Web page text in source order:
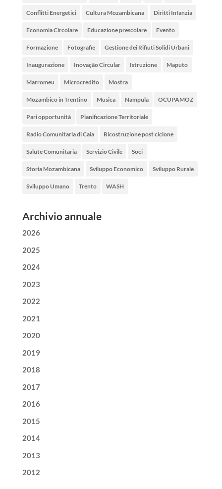
Conflitti Energetici Cultura Mozambicana Diritti Infanzia
Economia Circolare Educazione prescolare Evento
Formazione Fotografie Gestione dei Rifiuti Solidi Urbani
Inaugurazione Inovação Circular Istruzione Maputo
Marromeu Microcredito Mostra
Mozambico in Trentino Musica Nampula OCUPAMOZ
Pari opportunità Pianificazione Territoriale
Radio Comunitaria di Caia Ricostruzione post ciclone
Salute Comunitaria Servizio Civile Soci
Storia Mozambicana Sviluppo Economico Sviluppo Rurale
Sviluppo Umano Trento WASH
Archivio annuale
2026
2025
2024
2023
2022
2021
2020
2019
2018
2017
2016
2015
2014
2013
2012